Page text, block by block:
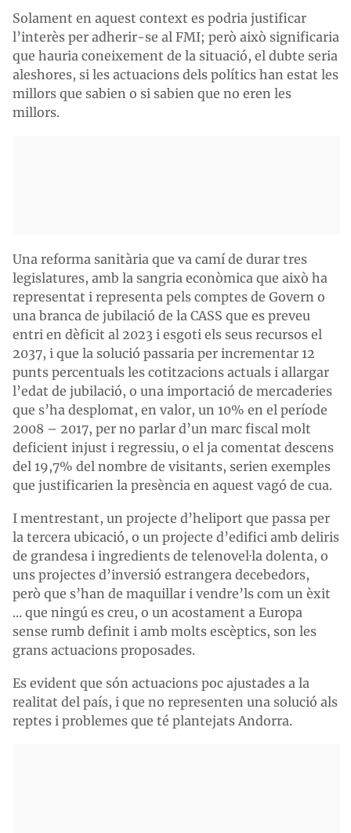
Solament en aquest context es podria justificar
l’interès per adherir-se al FMI; però això significaria
que hauria coneixement de la situació, el dubte seria
aleshores, si les actuacions dels polítics han estat les
millors que sabien o si sabien que no eren les
millors.
Una reforma sanitària que va camí de durar tres
legislatures, amb la sangria econòmica que això ha
representat i representa pels comptes de Govern o
una branca de jubilació de la CASS que es preveu
entri en dèficit al 2023 i esgoti els seus recursos el
2037, i que la solució passaria per incrementar 12
punts percentuals les cotitzacions actuals i allargar
l’edat de jubilació, o una importació de mercaderies
que s’ha desplomat, en valor, un 10% en el període
2008 – 2017, per no parlar d’un marc fiscal molt
deficient injust i regressiu, o el ja comentat descens
del 19,7% del nombre de visitants, serien exemples
que justificarien la presència en aquest vagó de cua.
I mentrestant, un projecte d’heliport que passa per
la tercera ubicació, o un projecte d’edifici amb deliris
de grandesa i ingredients de telenovel·la dolenta, o
uns projectes d’inversió estrangera decebedors,
però que s’han de maquillar i vendre’ls com un èxit
... que ningú es creu, o un acostament a Europa
sense rumb definit i amb molts escèptics, son les
grans actuacions proposades.
Es evident que són actuacions poc ajustades a la
realitat del país, i que no representen una solució als
reptes i problemes que té plantejats Andorra.